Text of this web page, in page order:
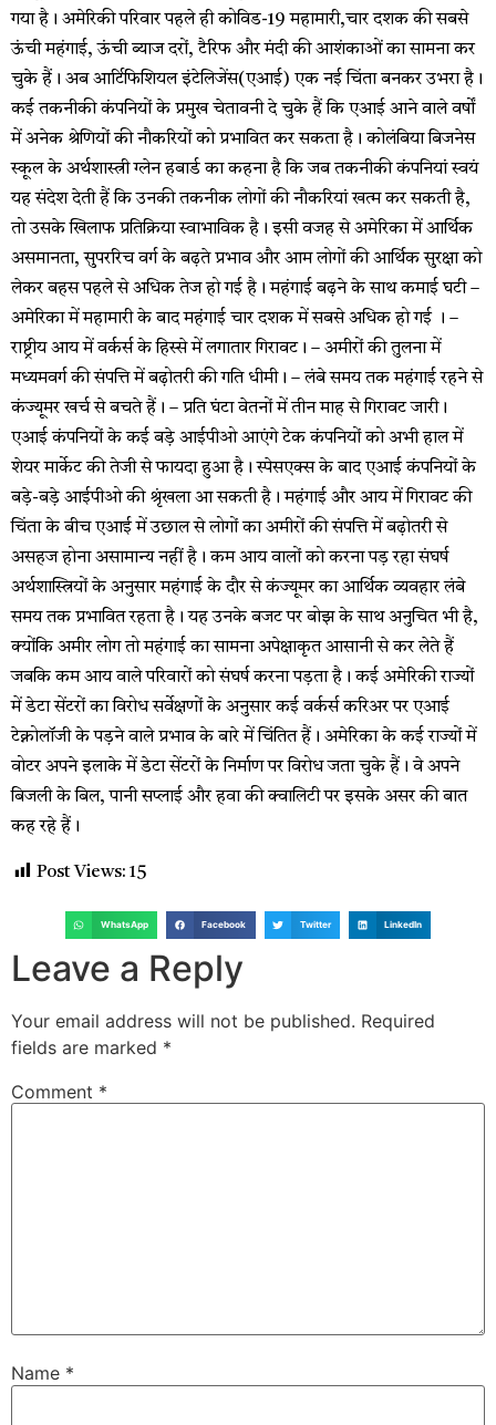
गया है। अमेरिकी परिवार पहले ही कोविड-19 महामारी,चार दशक की सबसे
ऊंची महंगाई, ऊंची ब्याज दरों, टैरिफ और मंदी की आशंकाओं का सामना कर
चुके हैं। अब आर्टिफिशियल इंटेलिजेंस(एआई) एक नई चिंता बनकर उभरा है।
कई तकनीकी कंपनियों के प्रमुख चेतावनी दे चुके हैं कि एआई आने वाले वर्षों
में अनेक श्रेणियों की नौकरियों को प्रभावित कर सकता है। कोलंबिया बिजनेस
स्कूल के अर्थशास्त्री ग्लेन हबार्ड का कहना है कि जब तकनीकी कंपनियां स्वयं
यह संदेश देती हैं कि उनकी तकनीक लोगों की नौकरियां खत्म कर सकती है,
तो उसके खिलाफ प्रतिक्रिया स्वाभाविक है। इसी वजह से अमेरिका में आर्थिक
असमानता, सुपररिच वर्ग के बढ़ते प्रभाव और आम लोगों की आर्थिक सुरक्षा को
लेकर बहस पहले से अधिक तेज हो गई है। महंगाई बढ़ने के साथ कमाई घटी –
अमेरिका में महामारी के बाद महंगाई चार दशक में सबसे अधिक हो गई । –
राष्ट्रीय आय में वर्कर्स के हिस्से में लगातार गिरावट। – अमीरों की तुलना में
मध्यमवर्ग की संपत्ति में बढ़ोतरी की गति धीमी। – लंबे समय तक महंगाई रहने से
कंज्यूमर खर्च से बचते हैं। – प्रति घंटा वेतनों में तीन माह से गिरावट जारी।
एआई कंपनियों के कई बड़े आईपीओ आएंगे टेक कंपनियों को अभी हाल में
शेयर मार्केट की तेजी से फायदा हुआ है। स्पेसएक्स के बाद एआई कंपनियों के
बड़े-बड़े आईपीओ की श्रृंखला आ सकती है। महंगाई और आय में गिरावट की
चिंता के बीच एआई में उछाल से लोगों का अमीरों की संपत्ति में बढ़ोतरी से
असहज होना असामान्य नहीं है। कम आय वालों को करना पड़ रहा संघर्ष
अर्थशास्त्रियों के अनुसार महंगाई के दौर से कंज्यूमर का आर्थिक व्यवहार लंबे
समय तक प्रभावित रहता है। यह उनके बजट पर बोझ के साथ अनुचित भी है,
क्योंकि अमीर लोग तो महंगाई का सामना अपेक्षाकृत आसानी से कर लेते हैं
जबकि कम आय वाले परिवारों को संघर्ष करना पड़ता है। कई अमेरिकी राज्यों
में डेटा सेंटरों का विरोध सर्वेक्षणों के अनुसार कई वर्कर्स करिअर पर एआई
टेक्नोलॉजी के पड़ने वाले प्रभाव के बारे में चिंतित हैं। अमेरिका के कई राज्यों में
वोटर अपने इलाके में डेटा सेंटरों के निर्माण पर विरोध जता चुके हैं। वे अपने
बिजली के बिल, पानी सप्लाई और हवा की क्वालिटी पर इसके असर की बात
कह रहे हैं।
Post Views: 15
WhatsApp Facebook Twitter LinkedIn
Leave a Reply
Your email address will not be published. Required
fields are marked *
Comment *
Name *